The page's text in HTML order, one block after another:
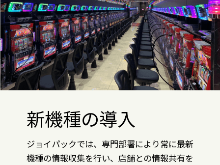
新機種の導入
ジョイパックでは、専門部署により常に最新
機種の情報収集を行い、店舗との情報共有を